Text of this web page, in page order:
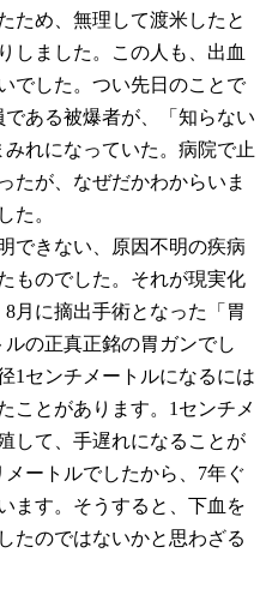
ため、無理して渡米したと
しました。この人も、出血
でした。つい先日のことで
ある被爆者が、「知らない
れになっていた。病院で止
たが、なぜだかわからいま
た。
できない、原因不明の疾病
ものでした。それが現実化
月に摘出手術となった「胃
の正真正銘の胃ガンでし
1センチメートルになるには
ことがあります。1センチメ
して、手遅れになることが
ートルでしたから、7年ぐ
ます。そうすると、下血を
たのではないかと思わざる